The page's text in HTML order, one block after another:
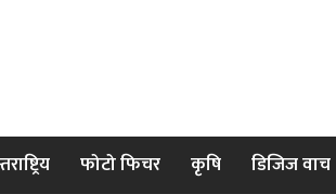
फोटो फिचर कृषि डिजिज वाच